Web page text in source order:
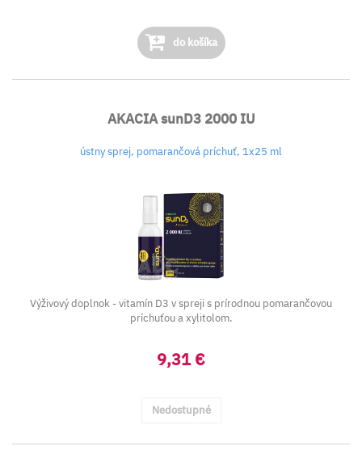
do košíka
AKACIA sunD3 2000 IU
ústny sprej, pomarančová príchuť, 1x25 ml
Výživový doplnok - vitamín D3 v spreji s prírodnou pomarančovou
príchuťou a xylitolom.
9,31 €
Nedostupné